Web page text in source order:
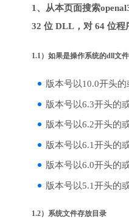
1、从本页面搜索
32 位 DLL，对 64 位
1.1）如果是操作系统的dll文
版本号以10.0开头
版本号以6.3开头的
版本号以6.2开头的
版本号以6.1开头的
版本号以6.0开头的
版本号以5.1开头的
1.2）系统文件存放目录